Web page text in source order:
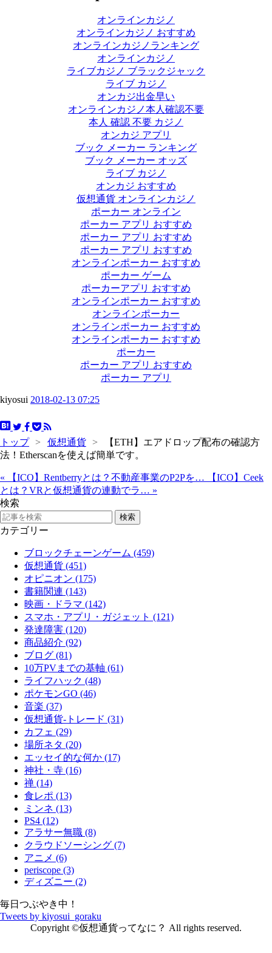
オンラインカジノ
オンラインカジノ おすすめ
オンラインカジノランキング
オンラインカジノ
ライブカジノ ブラックジャック
ライブ カジノ
オンカジ出金早い
オンラインカジノ本人確認不要
本人 確認 不要 カジノ
オンカジ アプリ
ブック メーカー ランキング
ブック メーカー オッズ
ライブ カジノ
オンカジ おすすめ
仮想通貨 オンラインカジノ
ポーカー オンライン
ポーカー アプリ おすすめ
ポーカー アプリ おすすめ
ポーカー アプリ おすすめ
オンラインポーカー おすすめ
ポーカー ゲーム
ポーカーアプリ おすすめ
オンラインポーカー おすすめ
オンラインポーカー
オンラインポーカー おすすめ
オンラインポーカー おすすめ
ポーカー
ポーカー アプリ おすすめ
ポーカー アプリ
kiyosui 2018-02-13 07:25
トップ > 仮想通貨 >
【ETH】エアドロップ配布の確認方
法！Etherscanを使えば簡単です。
« 【ICO】Rentberryとは？不動産事業のP2Pを…
【ICO】Ceek
とは？VRと仮想通貨の連動でラ… »
検索
カテゴリー
ブロックチェーンゲーム (459)
仮想通貨 (451)
オピニオン (175)
書籍関連 (143)
映画・ドラマ (142)
スマホ・アプリ・ガジェット (121)
発達障害 (120)
商品紹介 (92)
ブログ (81)
10万PVまでの基軸 (61)
ライフハック (48)
ポケモンGO (46)
音楽 (37)
仮想通貨-トレード (31)
カフェ (29)
場所ネタ (20)
エッセイ的な何か (17)
神社・寺 (16)
禅 (14)
食レポ (13)
ミンネ (13)
PS4 (12)
アラサー無職 (8)
クラウドソーシング (7)
アニメ (6)
periscope (3)
ディズニー (2)
毎日つぶやき中！
Tweets by kiyosui_goraku
Copyright ©仮想通貨ってなに？ All rights reserved.